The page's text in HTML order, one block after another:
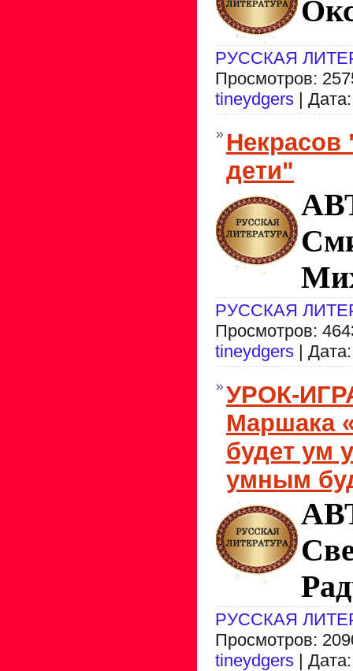
РУССКАЯ
Просмотров:
tineydgers |
Некрасов
дети"
РУССКАЯ
Просмотров:
tineydgers |
УРОК-
Маршака
будет ум
умным
РУССКАЯ
Просмотров:
tineydgers |